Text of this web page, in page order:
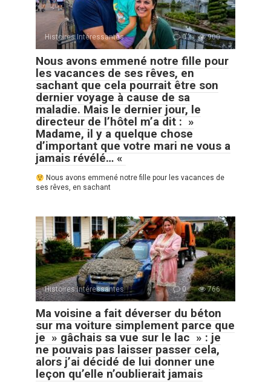
Histoires Intéressantes 0 900
Nous avons emmené notre fille pour
les vacances de ses rêves, en
sachant que cela pourrait être son
dernier voyage à cause de sa
maladie. Mais le dernier jour, le
directeur de l’hôtel m’a dit : »
Madame, il y a quelque chose
d’important que votre mari ne vous a
jamais révélé… «
Nous avons emmené notre fille pour les vacances de
ses rêves, en sachant
Histoires Intéressantes 0 766
Ma voisine a fait déverser du béton
sur ma voiture simplement parce que
je » gâchais sa vue sur le lac » : je
ne pouvais pas laisser passer cela,
alors j’ai décidé de lui donner une
leçon qu’elle n’oublierait jamais